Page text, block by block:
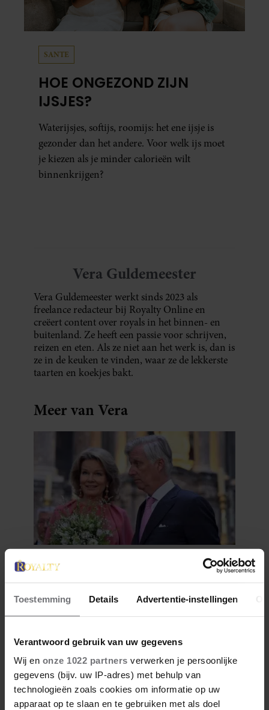
Toestemming Details Advertentie-instellingen
Verantwoord gebruik van uw gegevens
Wij en onze 1022 partners verwerken je persoonlijke
gegevens (bijv. uw IP-adres) met behulp van
technologieën zoals cookies om informatie op uw
apparaat op te slaan en te gebruiken met als doel
SANTE
HOE ONGEZOND ZIJN
IJSJES?
Waterijsjes, softijs, roomijs: het ene ijsje is
gezonder dan het andere. Voor welk ijs moet
je kiezen als je minder calorieën wilt
binnenkrijgen?
Vera Guldemeester
Vera Guldemeester werkt sinds 2023 als
freelance redacteur bij Royalty Online en
creëert content over royals in het binnen- en
buitenland. Ze heeft een passie voor schrijven,
reizen en eten. Als ze niet aan het werk is, dan is
ze in de keuken te vinden, waar ze de lekkerste
taarten en koekjes bakt.
Meer van Vera
1 augustus 2026
DIT IS DE FAVORIETE
ZOMERVAKANTIEPLEK VAN DE